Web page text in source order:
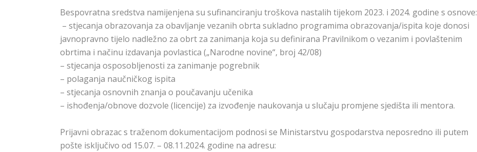
Bespovratna sredstva namijenjena su sufinanciranju troškova nastalih tijekom 2023. i 2024. godine s osnove:
– stjecanja obrazovanja za obavljanje vezanih obrta sukladno programima obrazovanja/ispita koje donosi
javnopravno tijelo nadležno za obrt za zanimanja koja su definirana Pravilnikom o vezanim i povlaštenim
obrtima i načinu izdavanja povlastica („Narodne novine“, broj 42/08)
– stjecanja osposobljenosti za zanimanje pogrebnik
– polaganja naučničkog ispita
– stjecanja osnovnih znanja o poučavanju učenika
– ishođenja/obnove dozvole (licencije) za izvođenje naukovanja u slučaju promjene sjedišta ili mentora.
Prijavni obrazac s traženom dokumentacijom podnosi se Ministarstvu gospodarstva neposredno ili putem
pošte isključivo od 15.07. – 08.11.2024. godine na adresu: